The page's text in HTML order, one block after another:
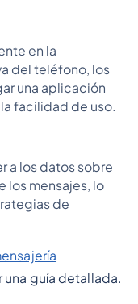
en la
del teléfono, los
una aplicación
facilidad de uso.
a los datos sobre
los mensajes, lo
de
guía detallada.